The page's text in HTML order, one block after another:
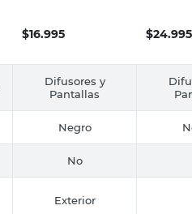
$16.995 $24.995
Difusores y
Pantallas
Negro
No
Exterior